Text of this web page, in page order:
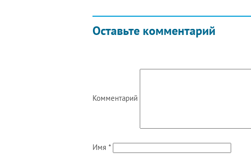
Оставьте комментарий
Комментарий
Имя *